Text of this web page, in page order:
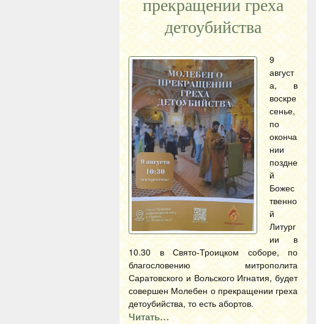
прекращении греха
детоубийства
9
август
а, в
воскре
сенье,
по
оконча
нии
поздне
й
Божес
твенно
й
Литург
ии в
10.30 в Свято-Троицком соборе, по
благословению митрополита
Саратовского и Вольского Игнатия, будет
совершен Молебен о прекращении греха
детоубийства, то есть абортов.
Читать…